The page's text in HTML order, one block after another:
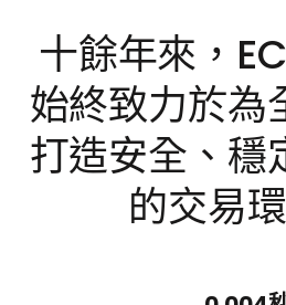
十餘年來，
始終致力於為
打造安全、穩
的交易